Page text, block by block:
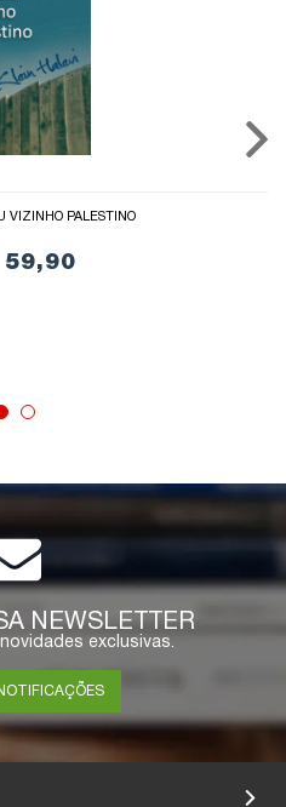
VIZINHO PALESTINO
59,90
NEWSLETTER
exclusivas.